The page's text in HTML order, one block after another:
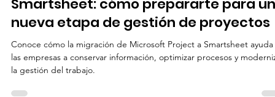
24 jul 4 min de lectura
Migración de Microsoft Project a
Smartsheet: cómo prepararte para